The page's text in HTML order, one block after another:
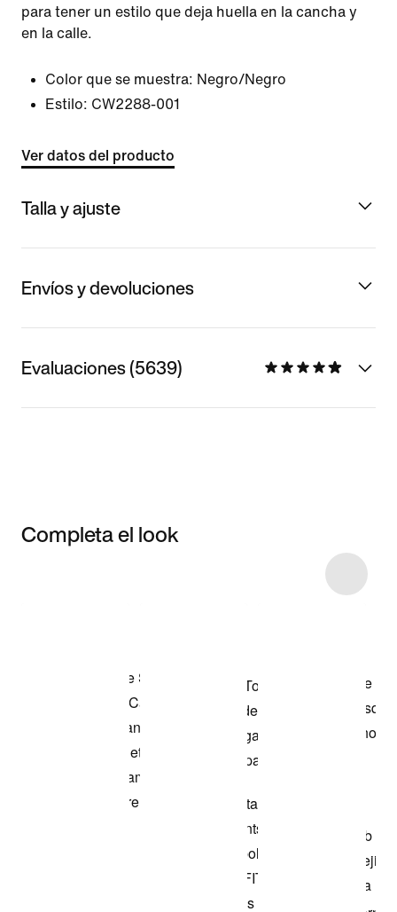
para tener un estilo que deja huella en la cancha y
en la calle.
Color que se muestra: Negro/Negro
Estilo: CW2288-001
Ver datos del producto
Talla y ajuste
Envíos y devoluciones
Evaluaciones (5639)
Completa el look